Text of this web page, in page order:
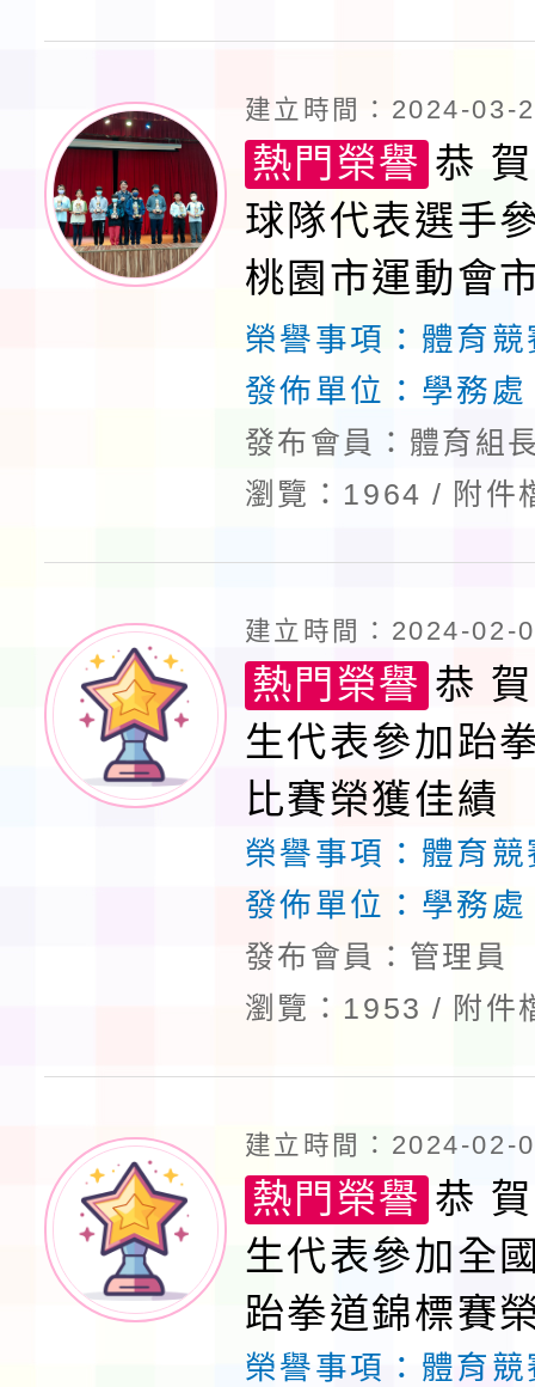
建立時間：2024-03-
熱門榮譽 恭
球隊代表選手
桃園市運動會
錦標賽榮獲佳
榮譽事項： 體育競
發佈單位： 學務處
發布會員：體育組
瀏覽：1964
附件
建立時間：2024-02-
熱門榮譽 恭
生代表參加跆
比賽榮獲佳績
榮譽事項： 體育競
發佈單位： 學務處
發布會員：管理員
瀏覽：1953
附件
建立時間：2024-02-
熱門榮譽 恭
生代表參加全
跆拳道錦標賽
榮譽事項： 體育競